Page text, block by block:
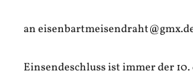
an
Einsendeschluss ist immer der